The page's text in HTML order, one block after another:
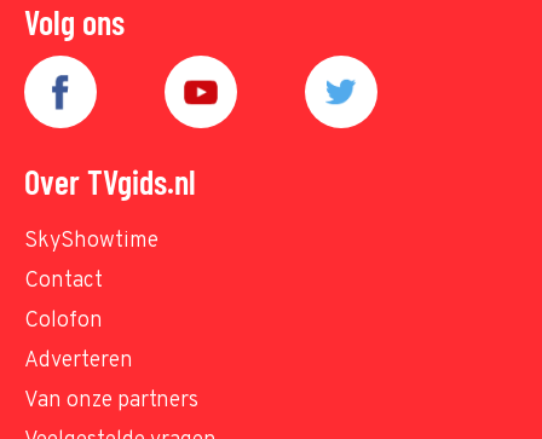
Volg ons
Over TVgids.nl
SkyShowtime
Contact
Colofon
Adverteren
Van onze partners